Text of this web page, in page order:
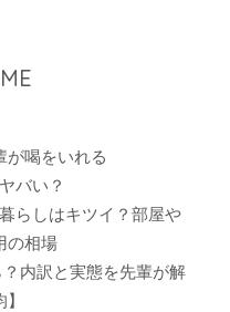
が喝をいれる
バい？
らしはキツイ？部屋や
の相場
内訳と実態を先輩が解